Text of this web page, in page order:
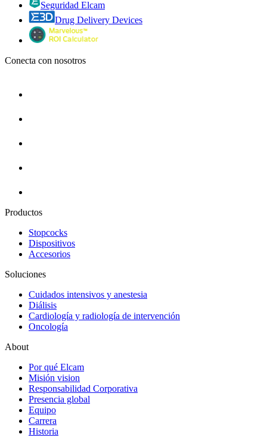
Seguridad Elcam
Drug Delivery Devices
Conecta con nosotros
Productos
Stopcocks
Dispositivos
Accesorios
Soluciones
Cuidados intensivos y anestesia
Diálisis
Cardiología y radiología de intervención
Oncología
About
Por qué Elcam
Misión vision
Responsabilidad Corporativa
Presencia global
Equipo
Carrera
Historia